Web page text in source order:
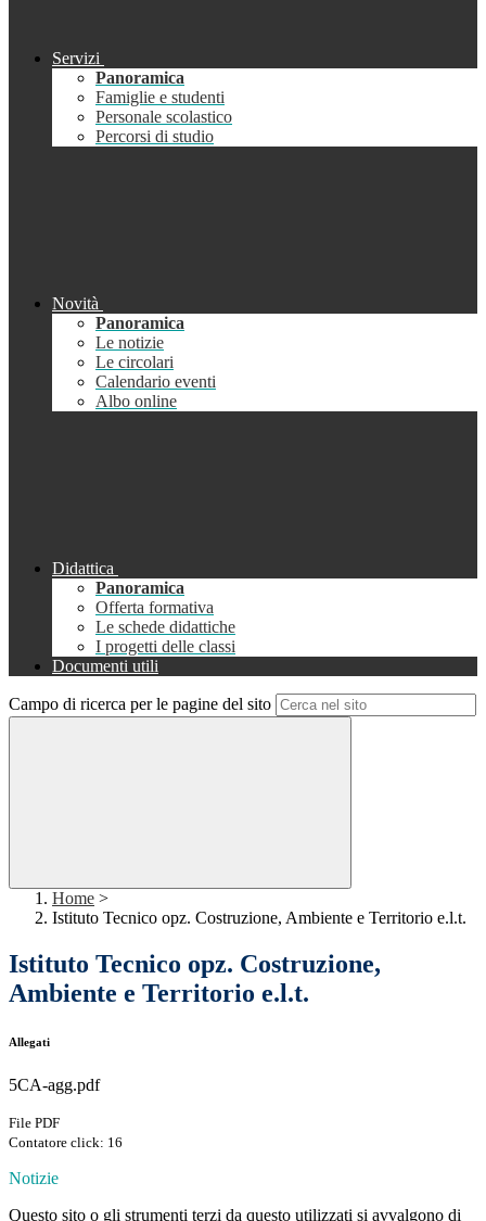
Servizi
Panoramica
Famiglie e studenti
Personale scolastico
Percorsi di studio
Novità
Panoramica
Le notizie
Le circolari
Calendario eventi
Albo online
Didattica
Panoramica
Offerta formativa
Le schede didattiche
I progetti delle classi
Documenti utili
Campo di ricerca per le pagine del sito
Home >
Istituto Tecnico opz. Costruzione, Ambiente e Territorio e.l.t.
Istituto Tecnico opz. Costruzione,
Ambiente e Territorio e.l.t.
Allegati
5CA-agg.pdf
File PDF
Contatore click: 16
Notizie
Questo sito o gli strumenti terzi da questo utilizzati si avvalgono di